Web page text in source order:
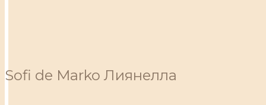
Sofi de Marko Лиянелла